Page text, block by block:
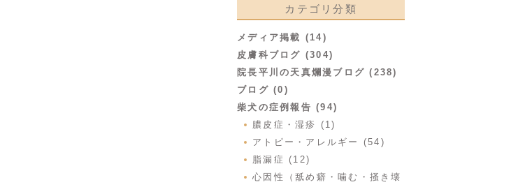
カテゴリ分類
メディア掲載 (14)
皮膚科ブログ (304)
院長平川の天真爛漫ブログ (238)
ブログ (0)
柴犬の症例報告 (94)
膿皮症・湿疹 (1)
アトピー・アレルギー (54)
脂漏症 (12)
心因性（舐め癖・噛む・掻き壊